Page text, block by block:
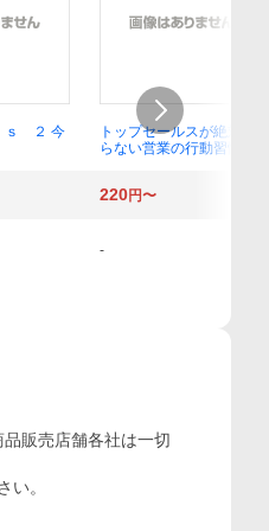
ｓ ２ 今
トップセールスが絶対や
らない営業の行動習慣 渡
220円〜
-
販売店舗各社は一切
い。